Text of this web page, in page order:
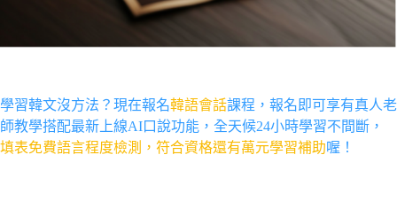
學習韓文沒方法？現在報名韓語會話課程， 報名即可享有真人老
師教學搭配最新上線AI口說功能，全天候24小時學習不間斷，
填表免費語言程度檢測，符合資格還有萬元學習補助喔！